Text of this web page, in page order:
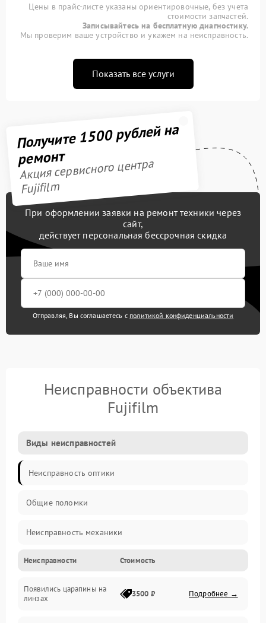
Цены в прайс-листе указаны ориентировочные, без учета
стоимости запчастей.
Записывайтесь на бесплатную диагностику.
Мы проверим ваше устройство и укажем на неисправность.
Показать все услуги
Получите 1500 рублей на
ремонт
Акция сервисного центра
Fujifilm
При оформлении заявки на ремонт техники через
сайт,
действует персональная бессрочная скидка
Отправляя, Вы соглашаетесь с политикой конфиденциальности
Неисправности объектива
Fujifilm
Виды неисправностей
Неисправность оптики
Общие поломки
Неисправность механики
Неисправность электроники (если объектив с мотором/
Прочие неисправности
Неисправности Стоимость
Появились царапины на
линзах
3500 ₽ Подробнее →